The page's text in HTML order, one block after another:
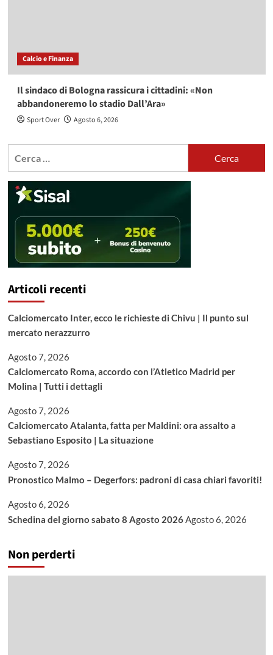
Calcio e Finanza
Il sindaco di Bologna rassicura i cittadini: «Non
abbandoneremo lo stadio Dall’Ara»
Sport Over Agosto 6, 2026
Articoli recenti
Calciomercato Inter, ecco le richieste di Chivu | Il punto sul
mercato nerazzurro
Agosto 7, 2026
Calciomercato Roma, accordo con l’Atletico Madrid per
Molina | Tutti i dettagli
Agosto 7, 2026
Calciomercato Atalanta, fatta per Maldini: ora assalto a
Sebastiano Esposito | La situazione
Agosto 7, 2026
Pronostico Malmo – Degerfors: padroni di casa chiari favoriti!
Agosto 6, 2026
Schedina del giorno sabato 8 Agosto 2026Agosto 6, 2026
Non perderti